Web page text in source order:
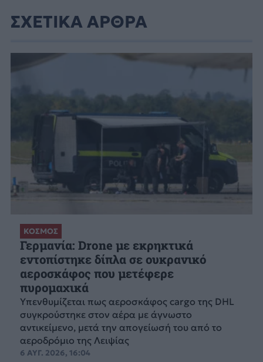
ΣΧΕΤΙΚΑ ΑΡΘΡΑ
ΚΟΣΜΟΣ
Γερμανία: Drone με εκρηκτικά
εντοπίστηκε δίπλα σε ουκρανικό
αεροσκάφος που μετέφερε
πυρομαχικά
Υπενθυμίζεται πως αεροσκάφος cargo της DHL
συγκρούστηκε στον αέρα με άγνωστο
αντικείμενο, μετά την απογείωσή του από το
αεροδρόμιο της Λειψίας
6 ΑΥΓ. 2026, 16:04